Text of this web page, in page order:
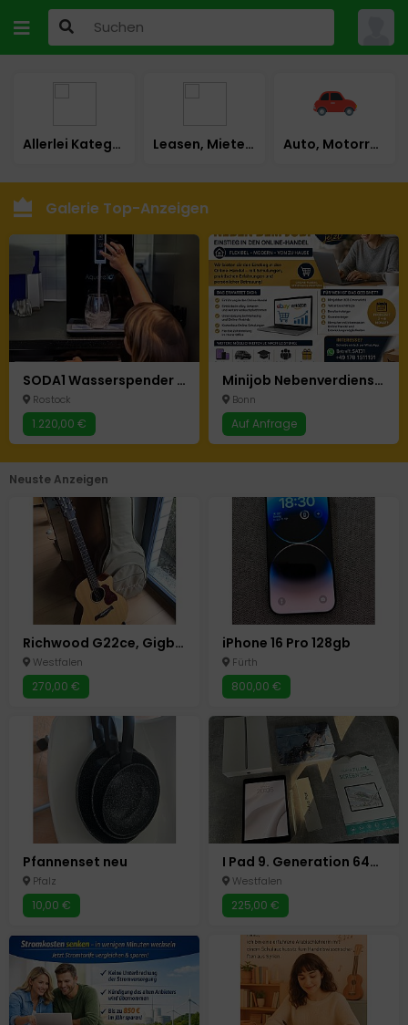
Allerlei Kategorie Leasen, Mieten, Mietkauf Auto, Motorrad & LKW
Galerie Top-Anzeigen
SODA1 Wasserspender – Heiß, Kalt & Sprudelnd mit Integriertem Filter & UV desinfektion
Rostock
1.220,00 €
Minijob Nebenverdienst Home-Office mit Perspektive (m/w/d)
Bonn
Auf Anfrage
Neuste Anzeigen
Richwood G22ce, Gigbag, Fishman
Westfalen
270,00 €
iPhone 16 Pro 128gb
Fürth
800,00 €
Pfannenset neu
Pfalz
10,00 €
I Pad 9. Generation 64GB
Westfalen
225,00 €